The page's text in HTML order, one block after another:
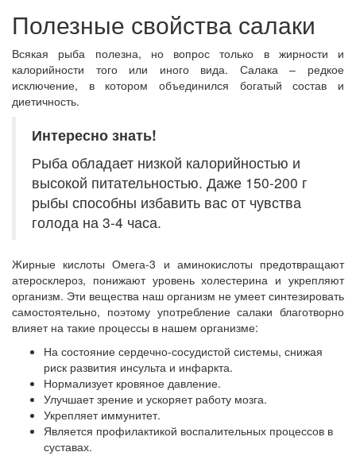
Полезные свойства салаки
Всякая рыба полезна, но вопрос только в жирности и
калорийности того или иного вида. Салака – редкое
исключение, в котором объединился богатый состав и
диетичность.
Интересно знать!
Рыба обладает низкой калорийностью и
высокой питательностью. Даже 150-200 г
рыбы способны избавить вас от чувства
голода на 3-4 часа.
Жирные кислоты Омега-3 и аминокислоты предотвращают
атеросклероз, понижают уровень холестерина и укрепляют
организм. Эти вещества наш организм не умеет синтезировать
самостоятельно, поэтому употребление салаки благотворно
влияет на такие процессы в нашем организме:
На состояние сердечно-сосудистой системы, снижая
риск развития инсульта и инфаркта.
Нормализует кровяное давление.
Улучшает зрение и ускоряет работу мозга.
Укрепляет иммунитет.
Является профилактикой воспалительных процессов в
суставах.